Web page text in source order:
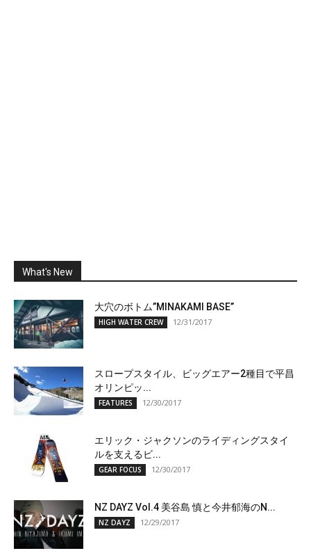
What's New
大穴のボトム”MINAKAMI BASE”
HIGH WATER CREW 12/31/2017
スロープスタイル、ビッグエアー2種目で平昌
オリンピッ...
FEATURES 12/30/2017
エリック・ジャクソンのライディングスタイ
ルを支えるビ...
GEAR FOCUS 12/30/2017
NZ DAYZ Vol.4 美谷島 慎と今井郁海のN...
NZ DAYZ 12/29/2017